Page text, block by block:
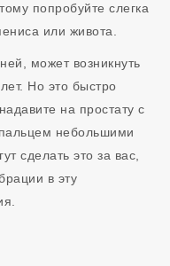
попробуйте слегка
или живота.
может возникнуть
Но это быстро
на простату с
небольшими
сделать это за вас,
в эту